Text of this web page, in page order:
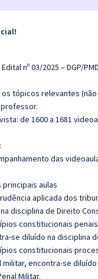
nº 03/2025 – DGP/
os tópicos relevantes
de 1600 a 1681
das
principais aulas
aplicada dos
disciplina de Direito
constitucionais
se diluído na disciplina
constitucionais
encontra-se
Militar.